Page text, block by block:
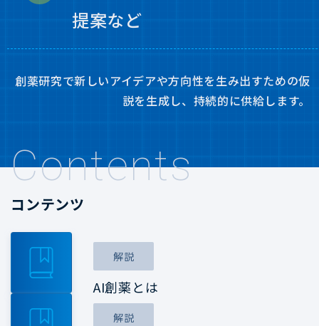
提案など
創薬研究で新しいアイデアや方向性を生み出すための仮
説を生成し、持続的に供給します。
Contents
コンテンツ
解説
AI創薬とは
解説